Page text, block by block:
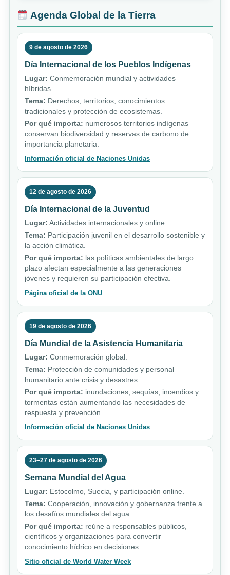
Agenda Global de la Tierra
9 de agosto de 2026
Día Internacional de los Pueblos Indígenas
Lugar: Conmemoración mundial y actividades
híbridas.
Tema: Derechos, territorios, conocimientos
tradicionales y protección de ecosistemas.
Por qué importa: numerosos territorios indígenas
conservan biodiversidad y reservas de carbono de
importancia planetaria.
Información oficial de Naciones Unidas
12 de agosto de 2026
Día Internacional de la Juventud
Lugar: Actividades internacionales y online.
Tema: Participación juvenil en el desarrollo sostenible y
la acción climática.
Por qué importa: las políticas ambientales de largo
plazo afectan especialmente a las generaciones
jóvenes y requieren su participación efectiva.
Página oficial de la ONU
19 de agosto de 2026
Día Mundial de la Asistencia Humanitaria
Lugar: Conmemoración global.
Tema: Protección de comunidades y personal
humanitario ante crisis y desastres.
Por qué importa: inundaciones, sequías, incendios y
tormentas están aumentando las necesidades de
respuesta y prevención.
Información oficial de Naciones Unidas
23–27 de agosto de 2026
Semana Mundial del Agua
Lugar: Estocolmo, Suecia, y participación online.
Tema: Cooperación, innovación y gobernanza frente a
los desafíos mundiales del agua.
Por qué importa: reúne a responsables públicos,
científicos y organizaciones para convertir
conocimiento hídrico en decisiones.
Sitio oficial de World Water Week